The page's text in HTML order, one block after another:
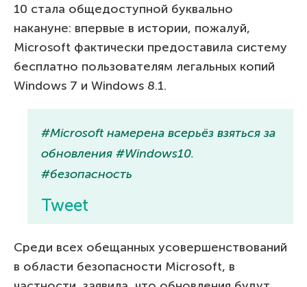
10 стала общедоступной буквально
накануне: впервые в истории, пожалуй,
Microsoft фактически предоставила систему
бесплатно пользователям легальных копий
Windows 7 и Windows 8.1.
#Microsoft намерена всерьёз взяться за
обновления #Windows10.
#безопасность
Tweet
Среди всех обещанных усовершенствований
в области безопасности Microsoft, в